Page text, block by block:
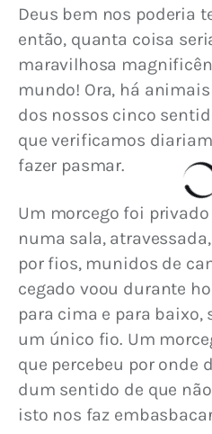
Deus bem nos poderia
então, quanta coisa
maravilhosa
mundo! Ora, há
dos nossos cinco
que verificamos
fazer pasmar.
Um morcego foi
numa sala,
por fios, munidos de
cegado voou durante
para cima e para baixo,
um único fio. Um
que percebeu por onde
dum sentido de que
isto nos faz